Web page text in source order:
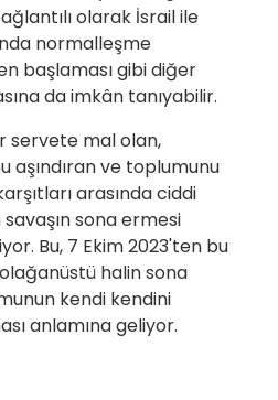
olarak İsrail ile
normalleşme
başlaması gibi diğer
da imkân tanıyabilir.
servete mal olan,
aşındıran ve toplumunu
arasında ciddi
sona ermesi
Bu, 7 Ekim 2023'ten bu
halin sona
kendi kendini
anlamına geliyor.